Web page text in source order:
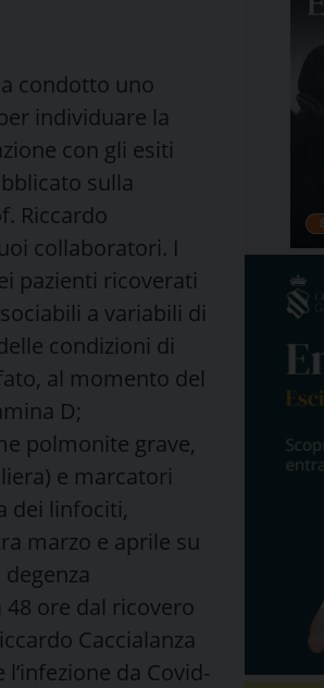
condotto uno
individuare la
con gli esiti
sulla
Riccardo
collaboratori. I
pazienti ricoverati
a variabili di
condizioni di
al momento del
D;
polmonite grave,
e marcatori
dei linfociti,
marzo e aprile su
ore dal ricovero
Caccialanza
da Covid-